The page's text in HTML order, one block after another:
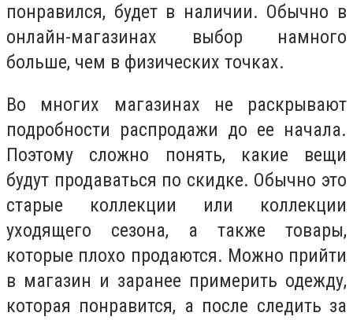
понравился, будет в наличии. Обычно в
онлайн-магазинах выбор намного
больше, чем в физических точках.
Во многих магазинах не раскрывают
подробности распродажи до ее начала.
Поэтому сложно понять, какие вещи
будут продаваться по скидке. Обычно это
старые коллекции или коллекции
уходящего сезона, а также товары,
которые плохо продаются. Можно прийти
в магазин и заранее примерить одежду,
которая понравится, а после следить за